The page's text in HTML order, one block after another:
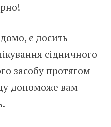
є досить
сідничного
засобу протягом
допоможе вам